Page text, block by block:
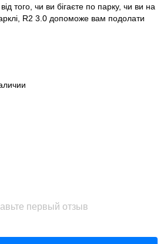
того, чи ви бігаєте по парку, чи ви на
R2 3.0 допоможе вам подолати
первый отзыв